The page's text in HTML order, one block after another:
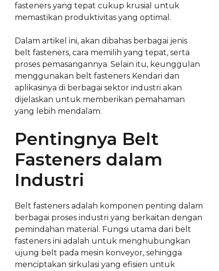
fasteners yang tepat cukup krusial untuk
memastikan produktivitas yang optimal.
Dalam artikel ini, akan dibahas berbagai jenis
belt fasteners, cara memilih yang tepat, serta
proses pemasangannya. Selain itu, keunggulan
menggunakan belt fasteners Kendari dan
aplikasinya di berbagai sektor industri akan
dijelaskan untuk memberikan pemahaman
yang lebih mendalam.
Pentingnya Belt
Fasteners dalam
Industri
Belt fasteners adalah komponen penting dalam
berbagai proses industri yang berkaitan dengan
pemindahan material. Fungsi utama dari belt
fasteners ini adalah untuk menghubungkan
ujung belt pada mesin konveyor, sehingga
menciptakan sirkulasi yang efisien untuk